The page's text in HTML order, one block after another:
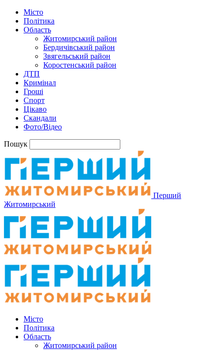
Місто
Політика
Область
Житомирський район
Бердичівський район
Звягельський район
Коростенський район
ДТП
Кримінал
Гроші
Спорт
Цікаво
Скандали
Фото/Відео
Пошук
Перший
Житомирський
Місто
Політика
Область
Житомирський район